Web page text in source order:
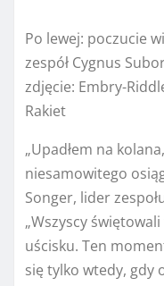
Po lewej: poczucie
zespół Cygnus
zdjęcie: Embry-
Rakiet
„Upadłem na
niesamowitego
Songer, lider
„Wszyscy
uścisku. Ten
się tylko wtedy, gdy